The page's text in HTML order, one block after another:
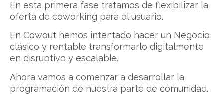
En esta primera fase tratamos de flexibilizar la
oferta de coworking para el usuario.
En Cowout hemos intentado hacer un Negocio
clásico y rentable transformarlo digitalmente
en disruptivo y escalable.
Ahora vamos a comenzar a desarrollar la
programación de nuestra parte de comunidad.